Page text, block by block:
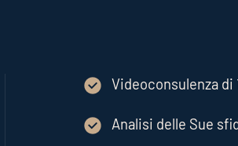
Videoconsulenza
Analisi delle Sue